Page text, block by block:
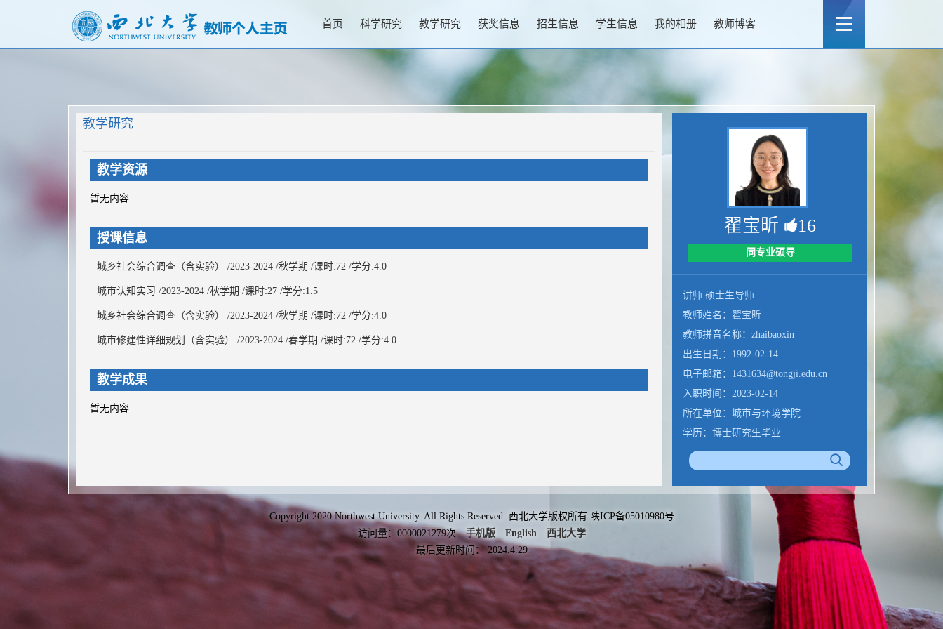
首页 科学研究 教学研究 获奖信息 招生信息 学生信息 我的相册 教师博客
教学研究
教学资源
暂无内容
授课信息
城乡社会综合调查（含实验） /2023-2024 /秋学期 /课时:72 /学分:4.0
城市认知实习 /2023-2024 /秋学期 /课时:27 /学分:1.5
城乡社会综合调查（含实验） /2023-2024 /秋学期 /课时:72 /学分:4.0
城市修建性详细规划（含实验） /2023-2024 /春学期 /课时:72 /学分:4.0
教学成果
暂无内容
翟宝昕 16
同专业硕导
讲师 硕士生导师
教师姓名：翟宝昕
教师拼音名称：zhaibaoxin
出生日期：1992-02-14
电子邮箱： 1431634@tongji.edu.cn
入职时间：2023-02-14
所在单位：城市与环境学院
学历：博士研究生毕业
性别：女
学位：工学博士学位
职称：讲师
学科：城乡规划学其他专业
学科： 城乡规划学其他专业
邮箱 :zhaibaoxin@nuw.edu.cn
Copyright 2020 Northwest University. All Rights Reserved. 西北大学版权所有 陕ICP备05010980号
访问量： 0000021279次 手机版 English
西北大学
最后更新时间： 2024.4.29